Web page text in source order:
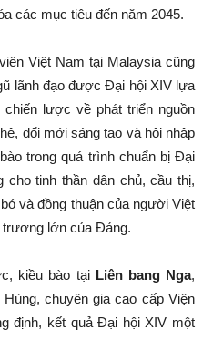
các mục tiêu đến năm 2045.
Việt Nam tại Malaysia cũng
lãnh đạo được Đại hội XIV lựa
lược về phát triển nguồn
đổi mới sáng tạo và hội nhập
trong quá trình chuẩn bị Đại
tinh thần dân chủ, cầu thị,
và đồng thuận của người Việt
lớn của Đảng.
kiều bào tại Liên bang Nga,
chuyên gia cao cấp Viện
định, kết quả Đại hội XIV một